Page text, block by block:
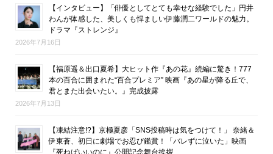
【インタビュー】「俳優としてとても幸せな経験でした」円井
わんが体感した、美しくも悍ましい伊藤潤二ワールドの魅力。
ドラマ『ストレンジ』
2026年7月16日
【福原遥＆出口夏希】大ヒット作『あの花』続編に驚き！777
本の百合に囲まれた“百合プレミア” 映画『あの星が降る丘で、
君とまた出会いたい。』完成披露
2026年7月13日
【凍結注意!?】京極夏彦「SNS投稿時は気をつけて！」 奈緒＆
伊東蒼、初日に劇場でお忍び鑑賞！「バレずに泣いた」映画
『死ねばいいのに』公開記念舞台挨拶